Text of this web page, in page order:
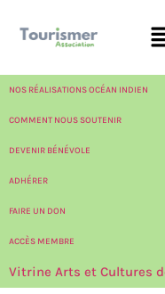
NOS RÉALISATIONS OCÉAN INDIEN
COMMENT NOUS SOUTENIR
DEVENIR BÉNÉVOLE
ADHÉRER
FAIRE UN DON
ACCÈS MEMBRE
Vitrine Arts et Cultures